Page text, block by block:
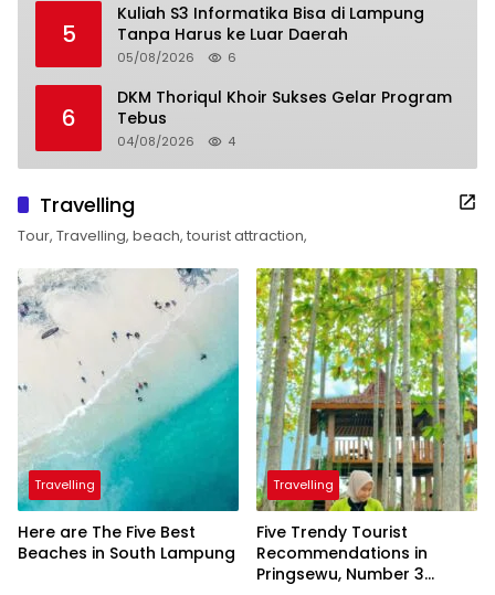
5
Kuliah S3 Informatika Bisa di Lampung
Tanpa Harus ke Luar Daerah
05/08/2026 6
6
DKM Thoriqul Khoir Sukses Gelar Program
Tebus
04/08/2026 4
Travelling
Tour, Travelling, beach, tourist attraction,
Travelling
Here are The Five Best
Beaches in South Lampung
Travelling
Five Trendy Tourist
Recommendations in
Pringsewu, Number 3